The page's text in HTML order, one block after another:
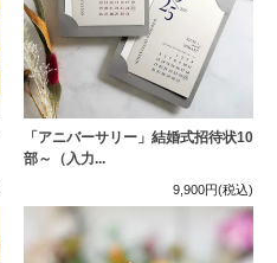
「アニバーサリー」結婚式招待状10
部～（入力...
9,900円(税込)